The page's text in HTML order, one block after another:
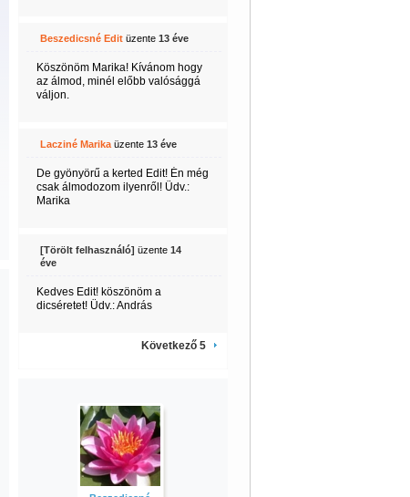
Beszedicsné Editüzente 13 éve
Köszönöm Marika! Kívánom hogy
az álmod, minél előbb valósággá
váljon.
Lacziné Marikaüzente 13 éve
De gyönyörű a kerted Edit! Én még
csak álmodozom ilyenről! Üdv.:
Marika
[Törölt felhasználó] üzente 14
éve
Kedves Edit! köszönöm a
dicséretet! Üdv.: András
Következő 5